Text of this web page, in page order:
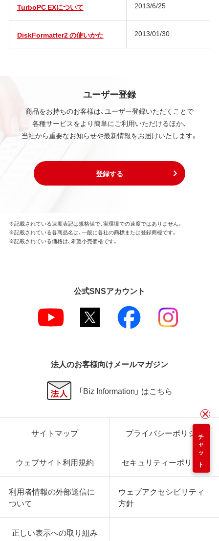
TurboPC EXについて 2013/6/25
DiskFormatter2 の使いかた 2013/01/30
ユーザー登録
商品をお持ちのお客様は、ユーザー登録いただくことで
各種サービスをより簡単にご利用いただけるほか、
当社から重要なお知らせや最新情報をお届けいたします。
登録する
チャット
※記載されている速度表記は規格値で、実環境での速度ではありません。
※記載されている各商品名は、一般に各社の商標または登録商標です。
※記載されている価格は、希望小売価格です。
公式SNSアカウント
法人のお客様向けメールマガジン
「Biz Information」 はこちら
サイトマップ プライバシーポリシー
ウェブサイト利用規約 セキュリティーポリシー
利用者情報の外部送信に
ついて
ウェブアクセシビリティ
方針
正しい表示への取り組み